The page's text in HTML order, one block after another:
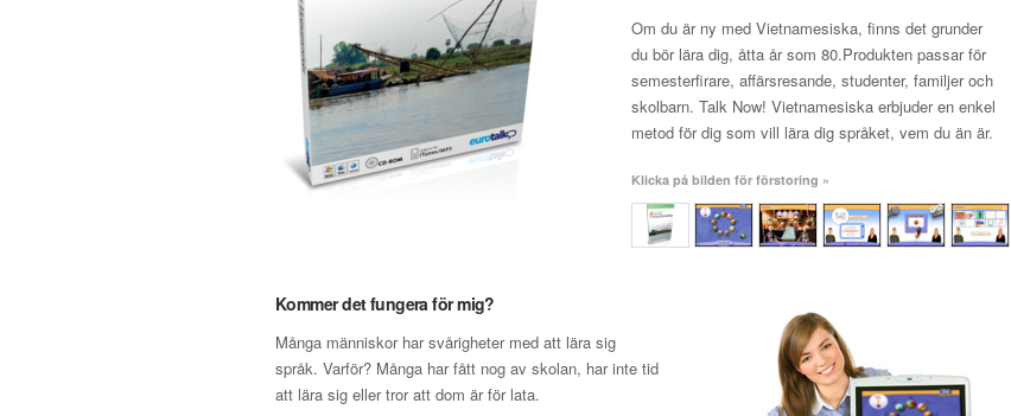
Om du är ny med Vietnamesiska, finns det grunder
du bör lära dig, åtta år som 80.Produkten passar för
semesterfirare, affärsresande, studenter, familjer och
skolbarn. Talk Now! Vietnamesiska erbjuder en enkel
metod för dig som vill lära dig språket, vem du än är.
Klicka på bilden för förstoring »
Kommer det fungera för mig?
Många människor har svårigheter med att lära sig
språk. Varför? Många har fått nog av skolan, har inte tid
att lära sig eller tror att dom är för lata.